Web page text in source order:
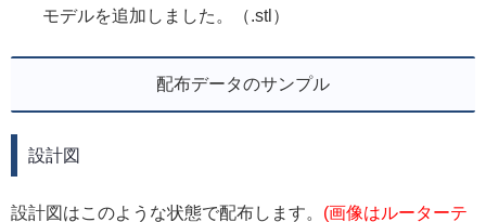
モデルを追加しました。（.stl）
配布データのサンプル
設計図
設計図はこのような状態で配布します。 (画像はルーターテ